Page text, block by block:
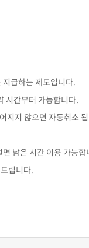
급하는 제도입니다.
시간부터 가능합니다.
지지 않으면 자동취소
남은 시간 이용 가능합
립니다.